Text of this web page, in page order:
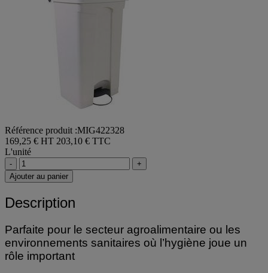
Référence produit :MIG422328
169,25 € HT 203,10 € TTC
L'unité
-
+
Ajouter au panier
Description
Parfaite pour le secteur agroalimentaire ou les
environnements sanitaires où l’hygiène joue un
rôle important